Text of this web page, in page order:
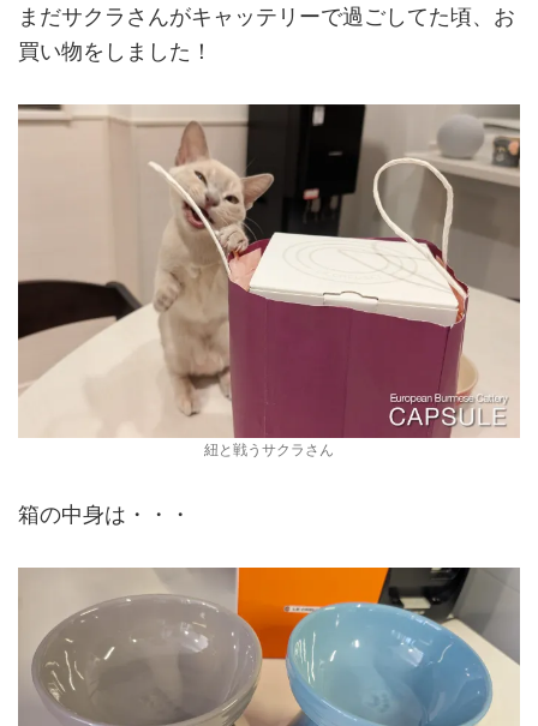
まだサクラさんがキャッテリーで過ごしてた頃、お
買い物をしました！
紐と戦うサクラさん
箱の中身は・・・